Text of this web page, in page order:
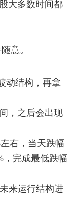
大多数时间都
意。
结构，再拿
，之后会出现
右，当天跌幅
，完成最低跌幅
来运行结构进